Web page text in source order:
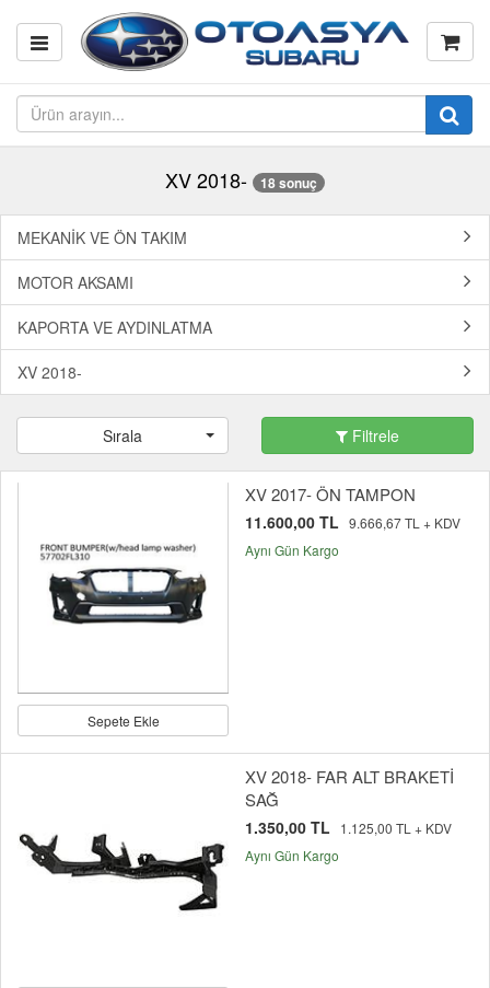
XV 2018- 18 sonuç
MEKANİK VE ÖN TAKIM
MOTOR AKSAMI
KAPORTA VE AYDINLATMA
XV 2018-
Sırala Filtrele
Sepete Ekle
XV 2017- ÖN TAMPON
11.600,00 TL 9.666,67 TL + KDV
Aynı Gün Kargo
XV 2018- FAR ALT BRAKETİ
SAĞ
1.350,00 TL
1.125,00 TL + KDV
Aynı Gün Kargo